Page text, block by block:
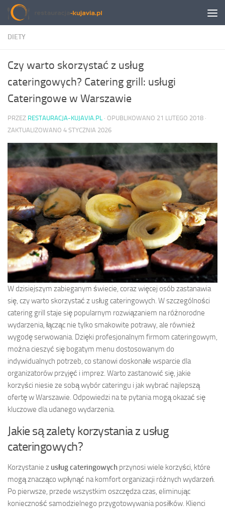
Przeskocz do treści
DIETY
Czy warto skorzystać z usług
cateringowych? Catering grill: usługi
Cateringowe w Warszawie
PRZEZ RESTAURACJA-KUJAVIA.PL · OPUBLIKOWANO 21 LUTEGO 2018 ·
ZAKTUALIZOWANO 4 STYCZNIA 2026
W dzisiejszym zabieganym świecie, coraz więcej osób zastanawia
się, czy warto skorzystać z usług cateringowych. W szczególności
catering grill staje się popularnym rozwiązaniem na różnorodne
wydarzenia, łącząc nie tylko smakowite potrawy, ale również
wygodę serwowania. Dzięki profesjonalnym firmom cateringowym,
można cieszyć się bogatym menu dostosowanym do
indywidualnych potrzeb, co stanowi doskonałe wsparcie dla
organizatorów przyjęć i imprez. Warto zastanowić się, jakie
korzyści niesie ze sobą wybór cateringu i jak wybrać najlepszą
ofertę w Warszawie. Odpowiedzi na te pytania mogą okazać się
kluczowe dla udanego wydarzenia.
Jakie są zalety korzystania z usług
cateringowych?
Korzystanie z usług cateringowych przynosi wiele korzyści, które
mogą znacząco wpłynąć na komfort organizacji różnych wydarzeń.
Po pierwsze, przede wszystkim oszczędza czas, eliminując
konieczność samodzielnego przygotowywania posiłków. Klienci